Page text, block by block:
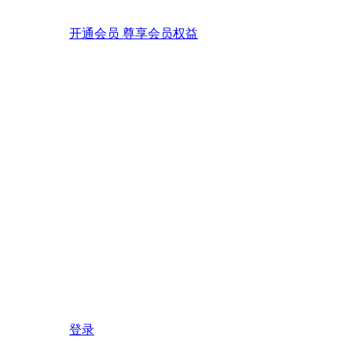
开通会员 尊享会员权益
登录